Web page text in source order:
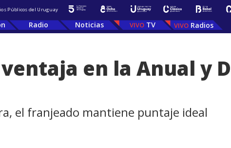
Públicos del Uruguay
Radio Noticias TV Radios
en la Anual y
el franjeado mantiene puntaje ideal